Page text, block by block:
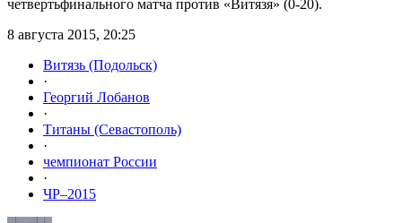
четвертьфинального матча против «Витязя» (0-20).
8 августа 2015, 20:25
Витязь (Подольск)
·
Георгий Лобанов
·
Титаны (Севастополь)
·
чемпионат России
·
ЧР–2015